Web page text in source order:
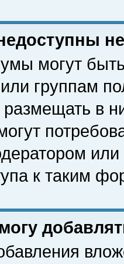
могут
группам
размещать в
к таким